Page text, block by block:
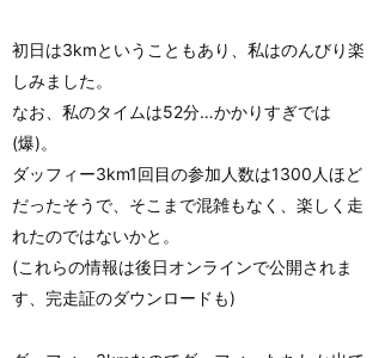
初日は3kmということもあり、私はのんびり楽
しみました。
なお、私のタイムは52分…かかりすぎでは
(爆)。
ダッフィー3km1回目の参加人数は1300人ほど
だったそうで、そこまで混雑もなく、楽しく走
れたのではないかと。
(これらの情報は後日オンラインで公開されま
す、完走証のダウンロードも)